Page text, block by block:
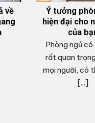
về
Ý tưởng
hiện đại cho
của
Phòng ngủ có
rất quan
mọi người, có
[...]